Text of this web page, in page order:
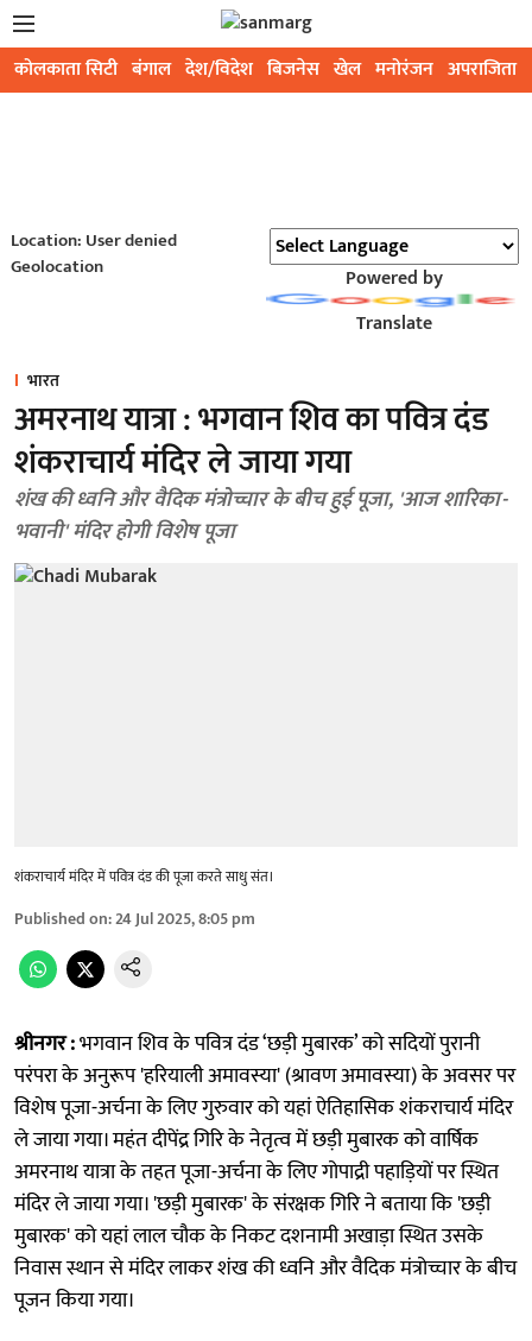
कोलकाता सिटी बंगाल देश/विदेश बिजनेस खेल मनोरंजन अपराजिता
Location: User denied
Geolocation
Powered by
Translate
भारत
अमरनाथ यात्रा : भगवान शिव का पवित्र दंड
शंकराचार्य मंदिर ले जाया गया
शंख की ध्वनि और वैदिक मंत्रोच्चार के बीच हुई पूजा, 'आज शारिका-
भवानी' मंदिर होगी विशेष पूजा
शंकराचार्य मंदिर में पवित्र दंड की पूजा करते साधु संंत।
Published on:24 Jul 2025, 8:05 pm
श्रीनगर :भगवान शिव के पवित्र दंड ‘छड़ी मुबारक’ को सदियों पुरानी
परंपरा के अनुरूप 'हरियाली अमावस्या' (श्रावण अमावस्या) के अवसर पर
विशेष पूजा-अर्चना के लिए गुरुवार को यहां ऐतिहासिक शंकराचार्य मंदिर
ले जाया गया। महंत दीपेंद्र गिरि के नेतृत्व में छड़ी मुबारक को वार्षिक
अमरनाथ यात्रा के तहत पूजा-अर्चना के लिए गोपाद्री पहाड़ियों पर स्थित
मंदिर ले जाया गया। 'छड़ी मुबारक' के संरक्षक गिरि ने बताया कि 'छड़ी
मुबारक' को यहां लाल चौक के निकट दशनामी अखाड़ा स्थित उसके
निवास स्थान से मंदिर लाकर शंख की ध्वनि और वैदिक मंत्रोच्चार के बीच
पूजन किया गया।